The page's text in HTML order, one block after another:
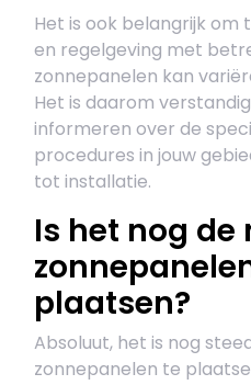
Het is ook belangrijk
en regelgeving met
zonnepanelen kan
Het is daarom
informeren over de
procedures in jouw
tot installatie.
Is het nog de
plaatsen?
Absoluut, het is nog
zonnepanelen te